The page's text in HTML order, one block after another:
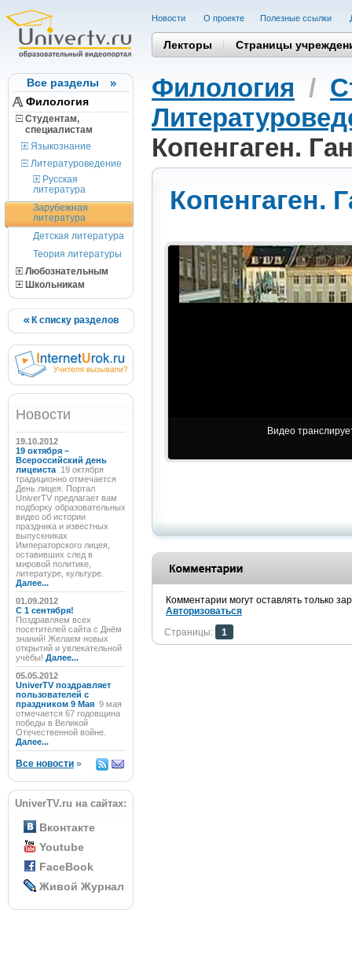
Все разделы
Филология
Студентам,
cпециалистам
Языкознание
Литературоведение
Русская
литература
Зарубежная
литература
Детская литература
Теория литературы
Любознательным
Школьникам
К списку разделов
Новости
19.10.2012
19 октября –
Всероссийский день
лицеиста 19 октября
традиционно отмечается
День лицея. Портал
UniverTV предлагает вам
подборку образовательных
видео об истории
праздника и известных
выпускниках
Императорского лицея,
оставивших след в
мировой политике,
литературе, культуре.
Далее...
01.09.2012
C 1 сентября!
Поздравляем всех
посетителей сайта с Днём
знаний! Желаем новых
открытий и увлекательной
учёбы! Далее...
05.05.2012
UniverTV поздравляет
пользователей с
праздником 9 Мая 9 мая
отмечается 67 годовщина
победы в Великой
Отечественной войне.
Далее...
Все новости »
UniverTV.ru на сайтах:
Вконтакте
Youtube
FaceBook
Живой Журнал
Новости О проекте Полезные cсылки
Лекторы Страницы
Филология /
Копенгаген.
Копенгаген.
Видео
Комментарии могут оставлять только
Авторизоваться
Страницы:
1